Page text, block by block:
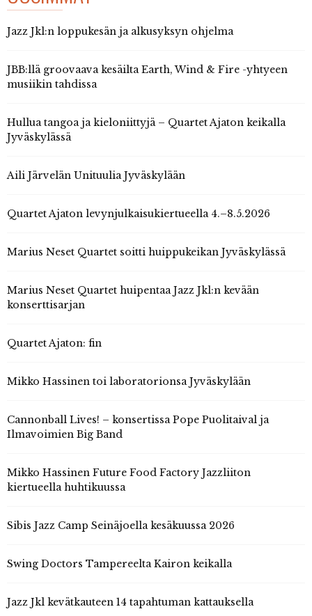
Jazz Jkl:n loppukesän ja alkusyksyn ohjelma
JBB:llä groovaava kesäilta Earth, Wind & Fire -yhtyeen
musiikin tahdissa
Hullua tangoa ja kieloniittyjä – Quartet Ajaton keikalla
Jyväskylässä
Aili Järvelän Unituulia Jyväskylään
Quartet Ajaton levynjulkaisukiertueella 4.–8.5.2026
Marius Neset Quartet soitti huippukeikan Jyväskylässä
Marius Neset Quartet huipentaa Jazz Jkl:n kevään
konserttisarjan
Quartet Ajaton: fin
Mikko Hassinen toi laboratorionsa Jyväskylään
Cannonball Lives! – konsertissa Pope Puolitaival ja
Ilmavoimien Big Band
Mikko Hassinen Future Food Factory Jazzliiton
kiertueella huhtikuussa
Sibis Jazz Camp Seinäjoella kesäkuussa 2026
Swing Doctors Tampereelta Kairon keikalla
Jazz Jkl kevätkauteen 14 tapahtuman kattauksella